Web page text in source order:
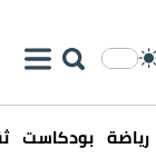
رياضة بودكاست